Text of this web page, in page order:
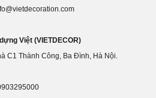
Việt (VIETDECOR)
C1 Thành Công, Ba Đình, Hà Nội.